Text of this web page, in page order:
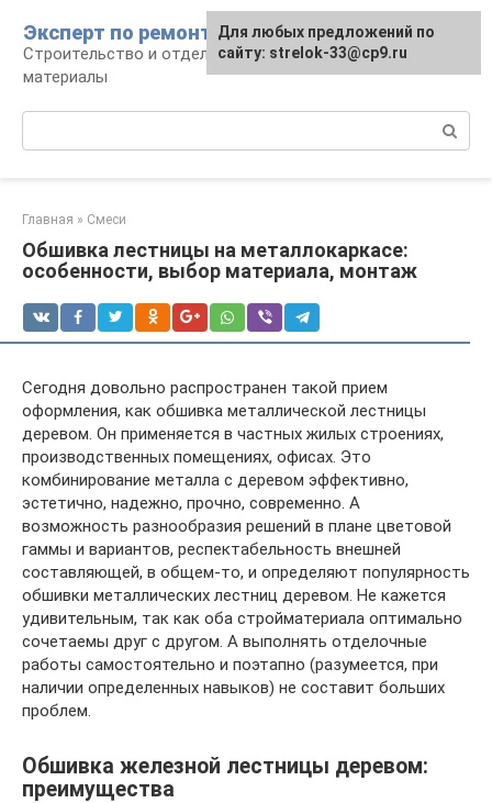
контенту
Эксперт по ремонту
Строительство и отделка: работы и
материалы
Главная » Смеси
Обшивка лестницы на металлокаркасе:
особенности, выбор материала, монтаж
Сегодня довольно распространен такой прием
оформления, как обшивка металлической лестницы
деревом. Он применяется в частных жилых строениях,
производственных помещениях, офисах. Это
комбинирование металла с деревом эффективно,
эстетично, надежно, прочно, современно. А
возможность разнообразия решений в плане цветовой
гаммы и вариантов, респектабельность внешней
составляющей, в общем-то, и определяют популярность
обшивки металлических лестниц деревом. Не кажется
удивительным, так как оба стройматериала оптимально
сочетаемы друг с другом. А выполнять отделочные
работы самостоятельно и поэтапно (разумеется, при
наличии определенных навыков) не составит больших
проблем.
Обшивка железной лестницы деревом:
преимущества
Для любых предложений по
сайту: strelok-33@cp9.ru
Для любых предложений по
сайту: strelok-33@cp9.ru